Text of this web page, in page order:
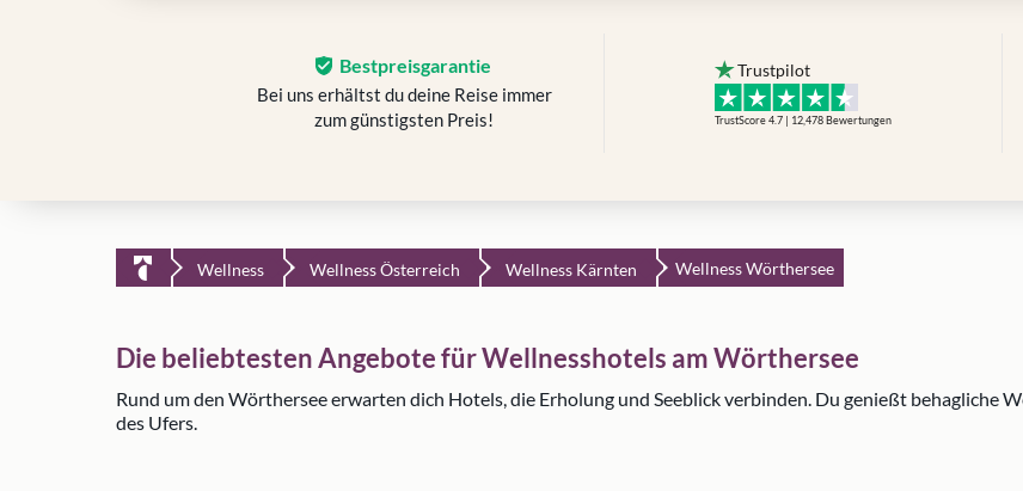
Bestpreisgarantie
Bei uns erhältst du deine Reise immer
zum günstigsten Preis!
Trustpilot
TrustScore 4.7 | 12,478Bewertungen
Wellness Wellness Österreich Wellness Kärnten Wellness Wörthersee
Die beliebtesten Angebote für Wellnesshotels am Wörthersee
Rund um den Wörthersee erwarten dich Hotels, die Erholung und Seeblick verbinden. Du genießt behagliche
des Ufers.